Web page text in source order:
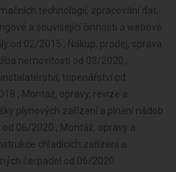
technologií, zpracování dat,
a související činnosti a webové
od 02/2015 , Nákup, prodej, správa
nemovitostí od 03/2020 ,
topenářství od
, Montáž, opravy, revize a
plynových zařízení a plnění nádob
od 06/2020 , Montáž, opravy a
chladících zařízení a
čerpadel od 06/2020